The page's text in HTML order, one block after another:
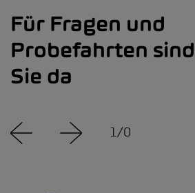
Für Fragen und
Probefahrten
Sie da
1/0